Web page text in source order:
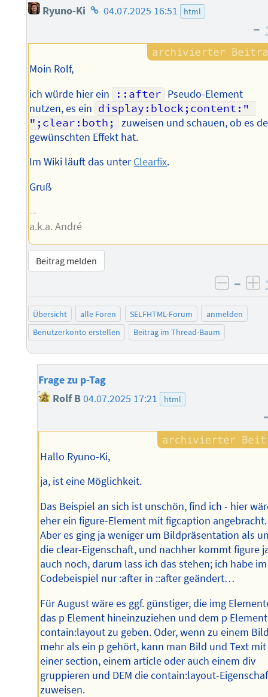
Ryuno-Ki Homepage
Autors
04.07.2025 16:51 html
–
Moin Rolf,
ich würde hier ein
::after Pseudo-Element
nutzen, es ein display:block;content:"
";clear:both;
zuweisen und schauen, ob es
gewünschten Effekt hat.
Im Wiki läuft das unterClearfix.
Gruß
--
a.k.a. André
Beitrag melden
–
Übersicht alle Foren SELFHTML-Forum
anmelden
Benutzerkonto erstellen
Beitrag im Thread-Baum
Frage zu p-Tag
Rolf B04.07.2025 17:21 html
Hallo Ryuno-Ki,
ja, ist eine Möglichkeit.
Das Beispiel an sich ist unschön, find ich - hier
eher ein figure-Element mit figcaption angebracht.
Aber es ging ja weniger um Bildpräsentation als
die clear-Eigenschaft, und nachher kommt figure
auch noch, darum lass ich das stehen; ich habe im
Codebeispiel nur :after in ::after geändert…
Für August wäre es ggf. günstiger, die img
das p Element hineinzuziehen und dem p Element
contain:layout zu geben. Oder, wenn zu einem
mehr als ein p gehört, kann man Bild und Text mit
einer section, einem article oder auch einem div
gruppieren und DEM die contain:layout-
zuweisen.